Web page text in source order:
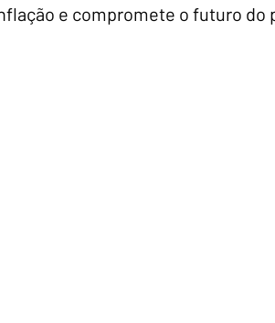
e compromete o futuro do